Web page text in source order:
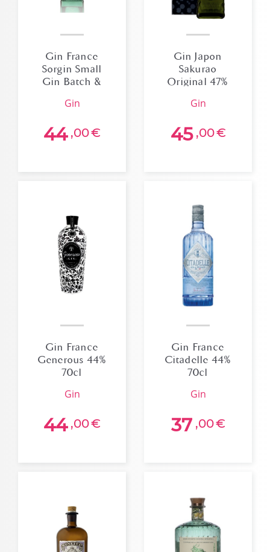
Gin France
Sorgin Small
Gin Batch &
70cl
gin
44 ,00€
Gin Japon
Sakurao
Original 47%
gin
45 ,00€
Gin France
Generous 44%
70cl
gin
44 ,00€
Gin France
Citadelle 44%
70cl
gin
37 ,00€